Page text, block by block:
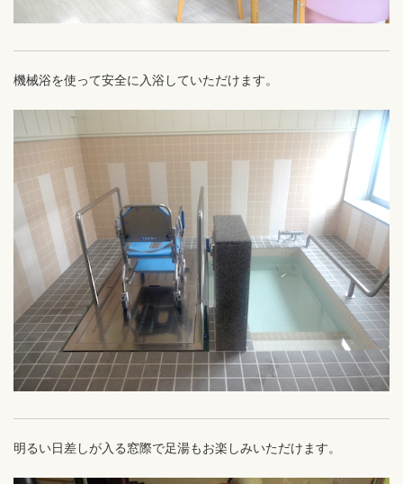
機械浴を使って安全に入浴していただけます。
明るい日差しが入る窓際で足湯もお楽しみいただけます。